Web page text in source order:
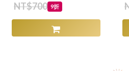
NT$700 9折